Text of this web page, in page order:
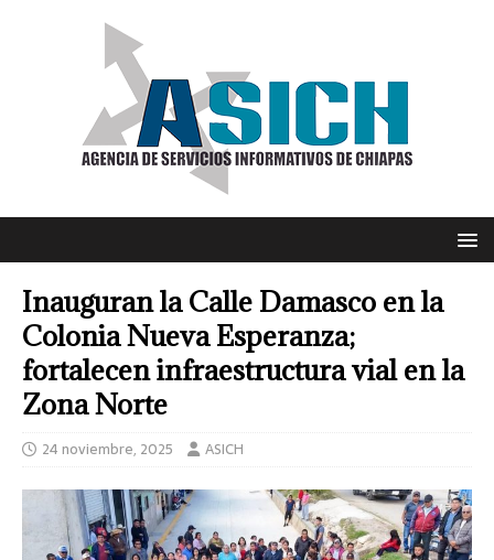
Inauguran la Calle Damasco en la
Colonia Nueva Esperanza;
fortalecen infraestructura vial en la
Zona Norte
24 noviembre, 2025 ASICH